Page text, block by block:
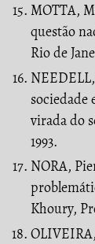
MOTTA,
questão
Rio de
sociedade
virada do
1993.
NORA,
Khoury,